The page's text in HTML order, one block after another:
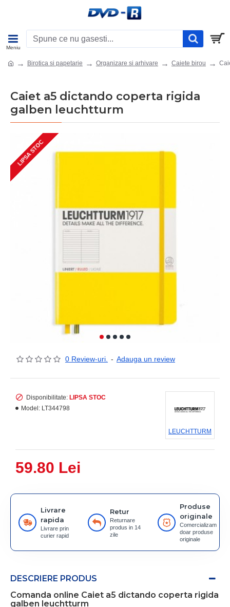
Birotica si papetarie Organizare si arhivare Caiete birou
Caiet a5 dictando coperta rigida
galben leuchtturm
LIPSA STOC
0 Review-uri. - Adauga un review
59.80 Lei
Disponibilitate: LIPSA STOC
Model: LT344798
LEUCHTTURM
Livrare
rapida
Livrare prin
curier rapid
Retur
Returnare
produs in 14
zile
Produse
originale
Comercializam
doar produse
originale
DESCRIERE PRODUS
Comanda online Caiet a5 dictando coperta rigida
galben leuchtturm